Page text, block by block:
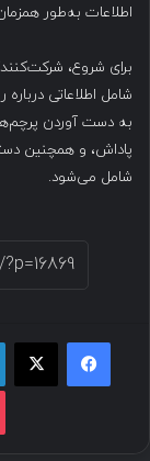
اطلاعات به‌طور
برای شروع،
شامل اطلاعاتی
پاداش، و همچنین
شامل می‌شود.
فیسبوک